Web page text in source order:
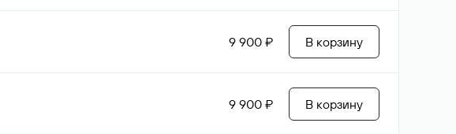
9 900 ₽ В корзину
9 900 ₽ В корзину